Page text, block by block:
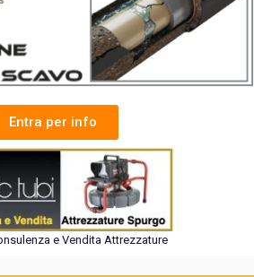
Entra per info
e Vendita Attrezzature